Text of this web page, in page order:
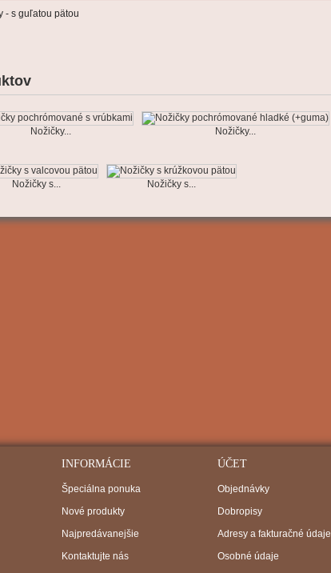
- s guľatou pätou
Nožičky... Nožičky...
Nožičky s... Nožičky s...
INFORMÁCIE
Špeciálna ponuka
Nové produkty
Najpredávanejšie
Kontaktujte nás
ÚČET
Objednávky
Dobropisy
Adresy a fakturačné údaje
Osobné údaje